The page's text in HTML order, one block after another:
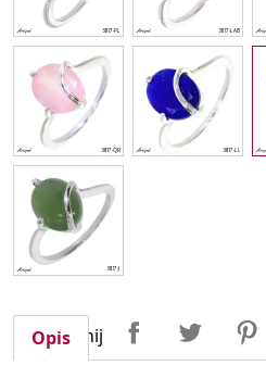
Udostępnij UdostępnijTweetuj
Opis